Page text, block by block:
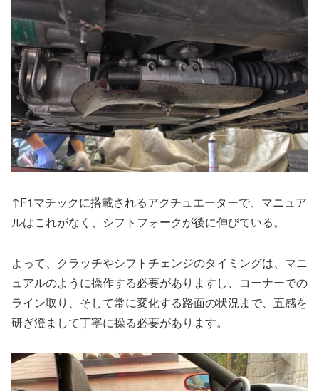
↑F1マチックに搭載されるアクチュエーターで、マニュア
ルはこれがなく、シフトフォークが後に伸びている。
よって、クラッチやシフトチェンジのタイミングは、マニ
ュアルのように操作する必要がありますし、コーナーでの
ライン取り、そして常に変化する路面の状況まで、五感を
研ぎ澄まして丁寧に操る必要があります。